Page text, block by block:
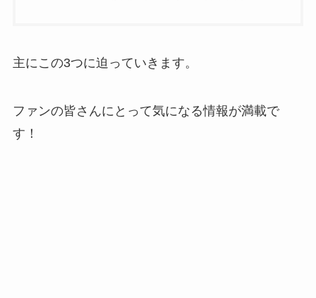
主にこの3つに迫っていきます。
ファンの皆さんにとって気になる情報が満載で
す！